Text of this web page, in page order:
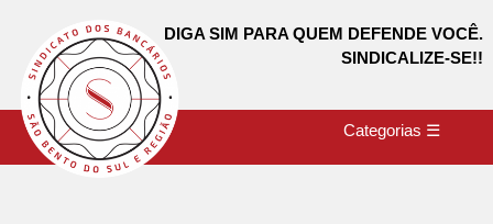
DIGA SIM PARA QUEM DEFENDE VOCÊ.
SINDICALIZE-SE!!
Categorias ☰